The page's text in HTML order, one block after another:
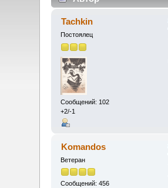
Tachkin
Постоялец
Сообщений: 102
+2/-1
Komandos
Ветеран
Сообщений: 456